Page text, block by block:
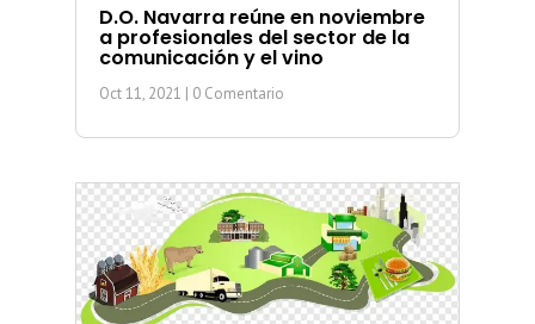
D.O. Navarra reúne en noviembre
a profesionales del sector de la
comunicación y el vino
Oct 11, 2021 | 0 Comentario